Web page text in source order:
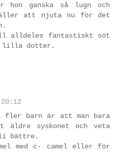
hon ganska så lugn och
att njuta nu för det
alldeles fantastiskt söt
lilla dotter.
fler barn är att man bara
äldre syskonet och veta
bättre.
med c- camel eller för